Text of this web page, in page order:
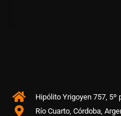
Hipólito Yrigoyen 757, 5º
Río Cuarto, Córdoba,